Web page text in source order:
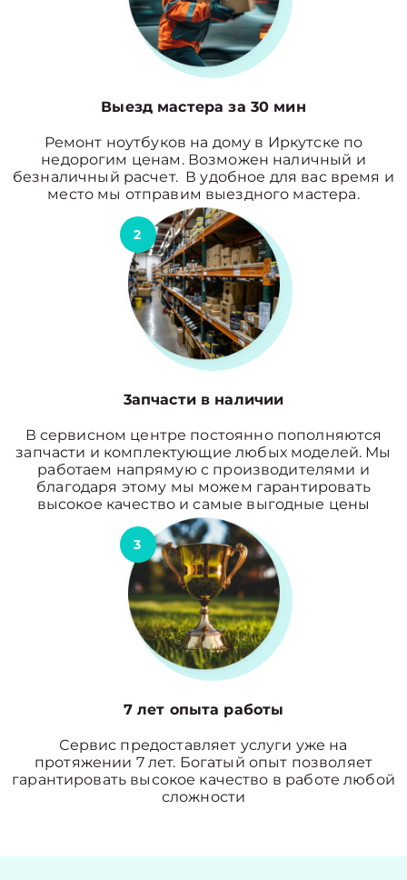
Выезд мастера за 30 мин
Ремонт ноутбуков на дому в Иркутске по
недорогим ценам. Возможен наличный и
безналичный расчет. В удобное для вас время и
место мы отправим выездного мастера.
2
3апчасти в наличии
В сервисном центре постоянно пополняются
запчасти и комплектующие любых моделей. Мы
работаем напрямую с производителями и
благодаря этому мы можем гарантировать
высокое качество и самые выгодные цены
3
7 лет опыта работы
Сервис предоставляет услуги уже на
протяжении 7 лет. Богатый опыт позволяет
гарантировать высокое качество в работе любой
сложности